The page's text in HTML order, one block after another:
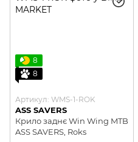
8
8
Артикул: WMS-1-ROK
ASS SAVERS
Крило заднє Win Wing MTB
ASS SAVERS, Roks